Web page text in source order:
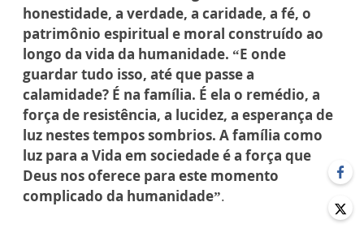
honestidade, a verdade, a caridade, a fé, o
patrimônio espiritual e moral construído ao
longo da vida da humanidade. “E onde
guardar tudo isso, até que passe a
calamidade? É na família. É ela o remédio, a
força de resistência, a lucidez, a esperança de
luz nestes tempos sombrios. A família como
luz para a Vida em sociedade é a força que
Deus nos oferece para este momento
complicado da humanidade”.